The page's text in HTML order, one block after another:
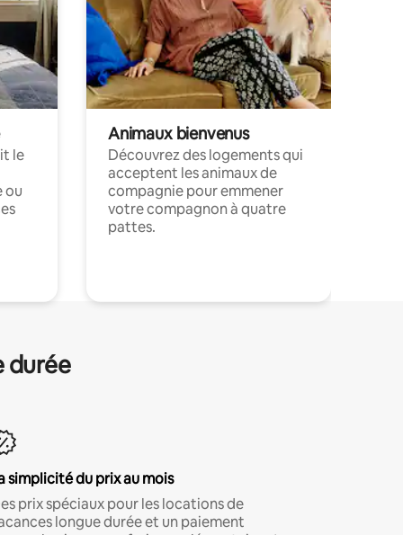
le
ou
Animaux bienvenus
Découvrez des logements qui
acceptent les animaux de
compagnie pour emmener
votre compagnon à quatre
pattes.
durée
simplicité du prix au mois
prix spéciaux pour les locations de
longue durée et un paiement